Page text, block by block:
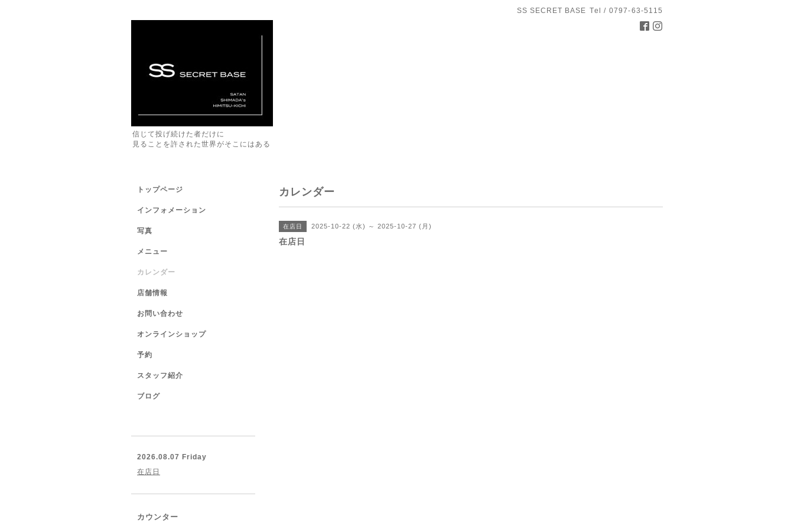
SS SECRET BASE Tel / 0797-63-5115
信じて投げ続けた者だけに
見ることを許された世界がそこにはある
カレンダー
在店日 2025-10-22 (水) ～ 2025-10-27 (月)
在店日
トップページ
インフォメーション
写真
メニュー
カレンダー
店舗情報
お問い合わせ
オンラインショップ
予約
スタッフ紹介
ブログ
2026.08.07 Friday
在店日
カウンター